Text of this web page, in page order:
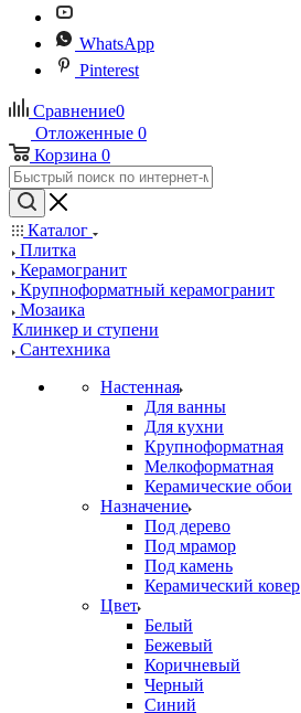
WhatsApp
Pinterest
Сравнение0
Отложенные 0
Корзина 0
Каталог
Плитка
Керамогранит
Крупноформатный керамогранит
Мозаика
Клинкер и ступени
Сантехника
Настенная
Для ванны
Для кухни
Крупноформатная
Мелкоформатная
Керамические обои
Назначение
Под дерево
Под мрамор
Под камень
Керамический ковер
Цвет
Белый
Бежевый
Коричневый
Черный
Синий